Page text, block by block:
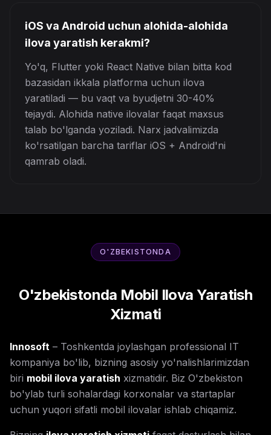
iOS va Android uchun alohida-alohida
ilova yaratish kerakmi?
Yo'q, Flutter yoki React Native bilan bitta kod
bazasidan ikkala platforma uchun ilova
yaratiladi — bu vaqt va byudjetni 30-40%
tejaydi. Alohida native ilovalar faqat maxsus
talab bo'lganda yoziladi. Narx jadvalimizda
ko'rsatilgan barcha tariflar iOS + Android'ni
qamrab oladi.
O'ZBEKISTONDA
O'zbekistonda Mobil Ilova Yaratish
Xizmati
Innosoft – Toshkentda joylashgan professional IT
kompaniya bo'lib, bizning asosiy yo'nalishlarimizdan
biri mobil ilova yaratish xizmatidir. Biz O'zbekiston
bo'ylab turli sohalardagi korxonalar va startaplar
uchun yuqori sifatli mobil ilovalar ishlab chiqamiz.